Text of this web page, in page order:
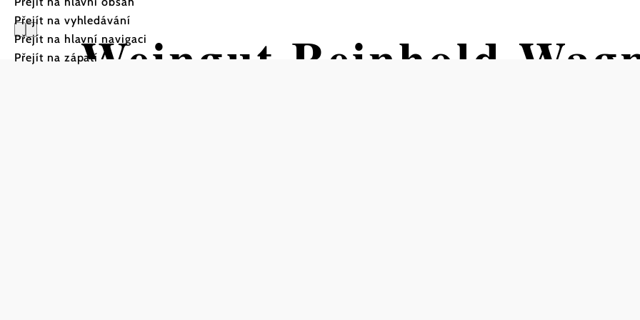
Přejít na vyhledávání
Přejít na hlavní navigaci
Přejít na zápatíWeingut Reinhold